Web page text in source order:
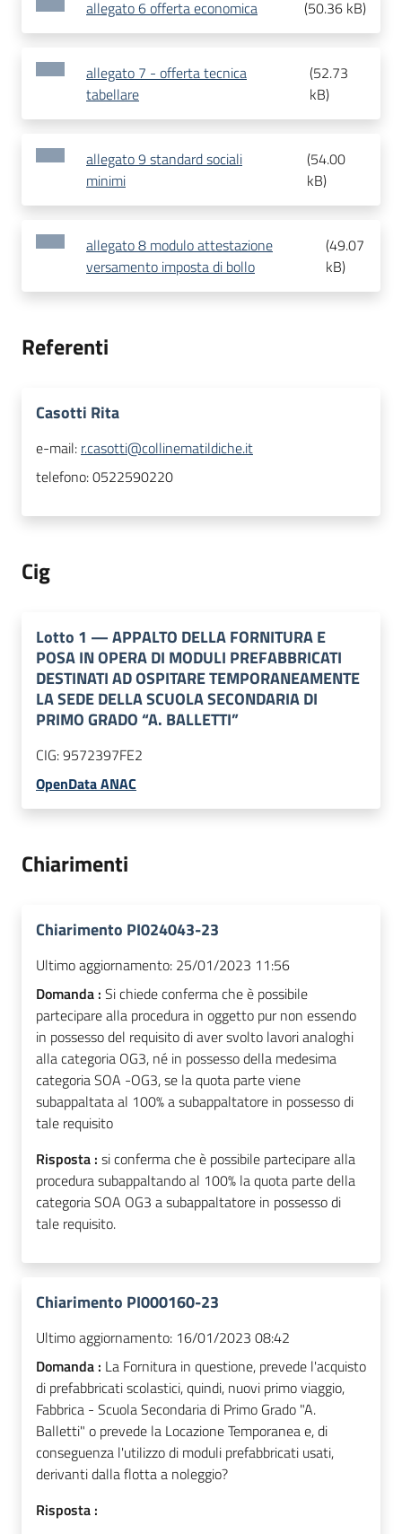
allegato 6 offerta economica (50.36 kB)
allegato 7 - offerta tecnica
tabellare
(52.73
kB)
allegato 9 standard sociali
minimi
(54.00
kB)
allegato 8 modulo attestazione
versamento imposta di bollo
(49.07
kB)
Referenti
Casotti Rita
e-mail: r.casotti@collinematildiche.it
telefono:0522590220
Cig
Lotto 1 —APPALTO DELLA FORNITURA E
POSA IN OPERA DI MODULI PREFABBRICATI
DESTINATI AD OSPITARE TEMPORANEAMENTE
LA SEDE DELLA SCUOLA SECONDARIA DI
PRIMO GRADO “A. BALLETTI”
CIG:9572397FE2
OpenData ANAC
Chiarimenti
Chiarimento PI024043-23
Ultimo aggiornamento: 25/01/2023 11:56
Domanda : Si chiede conferma che è possibile
partecipare alla procedura in oggetto pur non essendo
in possesso del requisito di aver svolto lavori analoghi
alla categoria OG3, né in possesso della medesima
categoria SOA -OG3, se la quota parte viene
subappaltata al 100% a subappaltatore in possesso di
tale requisito
Risposta : si conferma che è possibile partecipare alla
procedura subappaltando al 100% la quota parte della
categoria SOA OG3 a subappaltatore in possesso di
tale requisito.
Chiarimento PI000160-23
Ultimo aggiornamento: 16/01/2023 08:42
Domanda : La Fornitura in questione, prevede l'acquisto
di prefabbricati scolastici, quindi, nuovi primo viaggio,
Fabbrica - Scuola Secondaria di Primo Grado "A.
Balletti" o prevede la Locazione Temporanea e, di
conseguenza l'utilizzo di moduli prefabbricati usati,
derivanti dalla flotta a noleggio?
Risposta :